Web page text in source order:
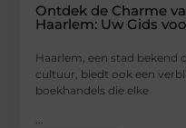
Ontdek de Charme
Haarlem: Uw Gids
Haarlem, een stad bekend
cultuur, biedt ook een
boekhandels die elke
...